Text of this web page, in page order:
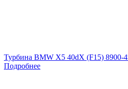
Турбина BMW X5 40dX (F15) 8900-
Подробнее